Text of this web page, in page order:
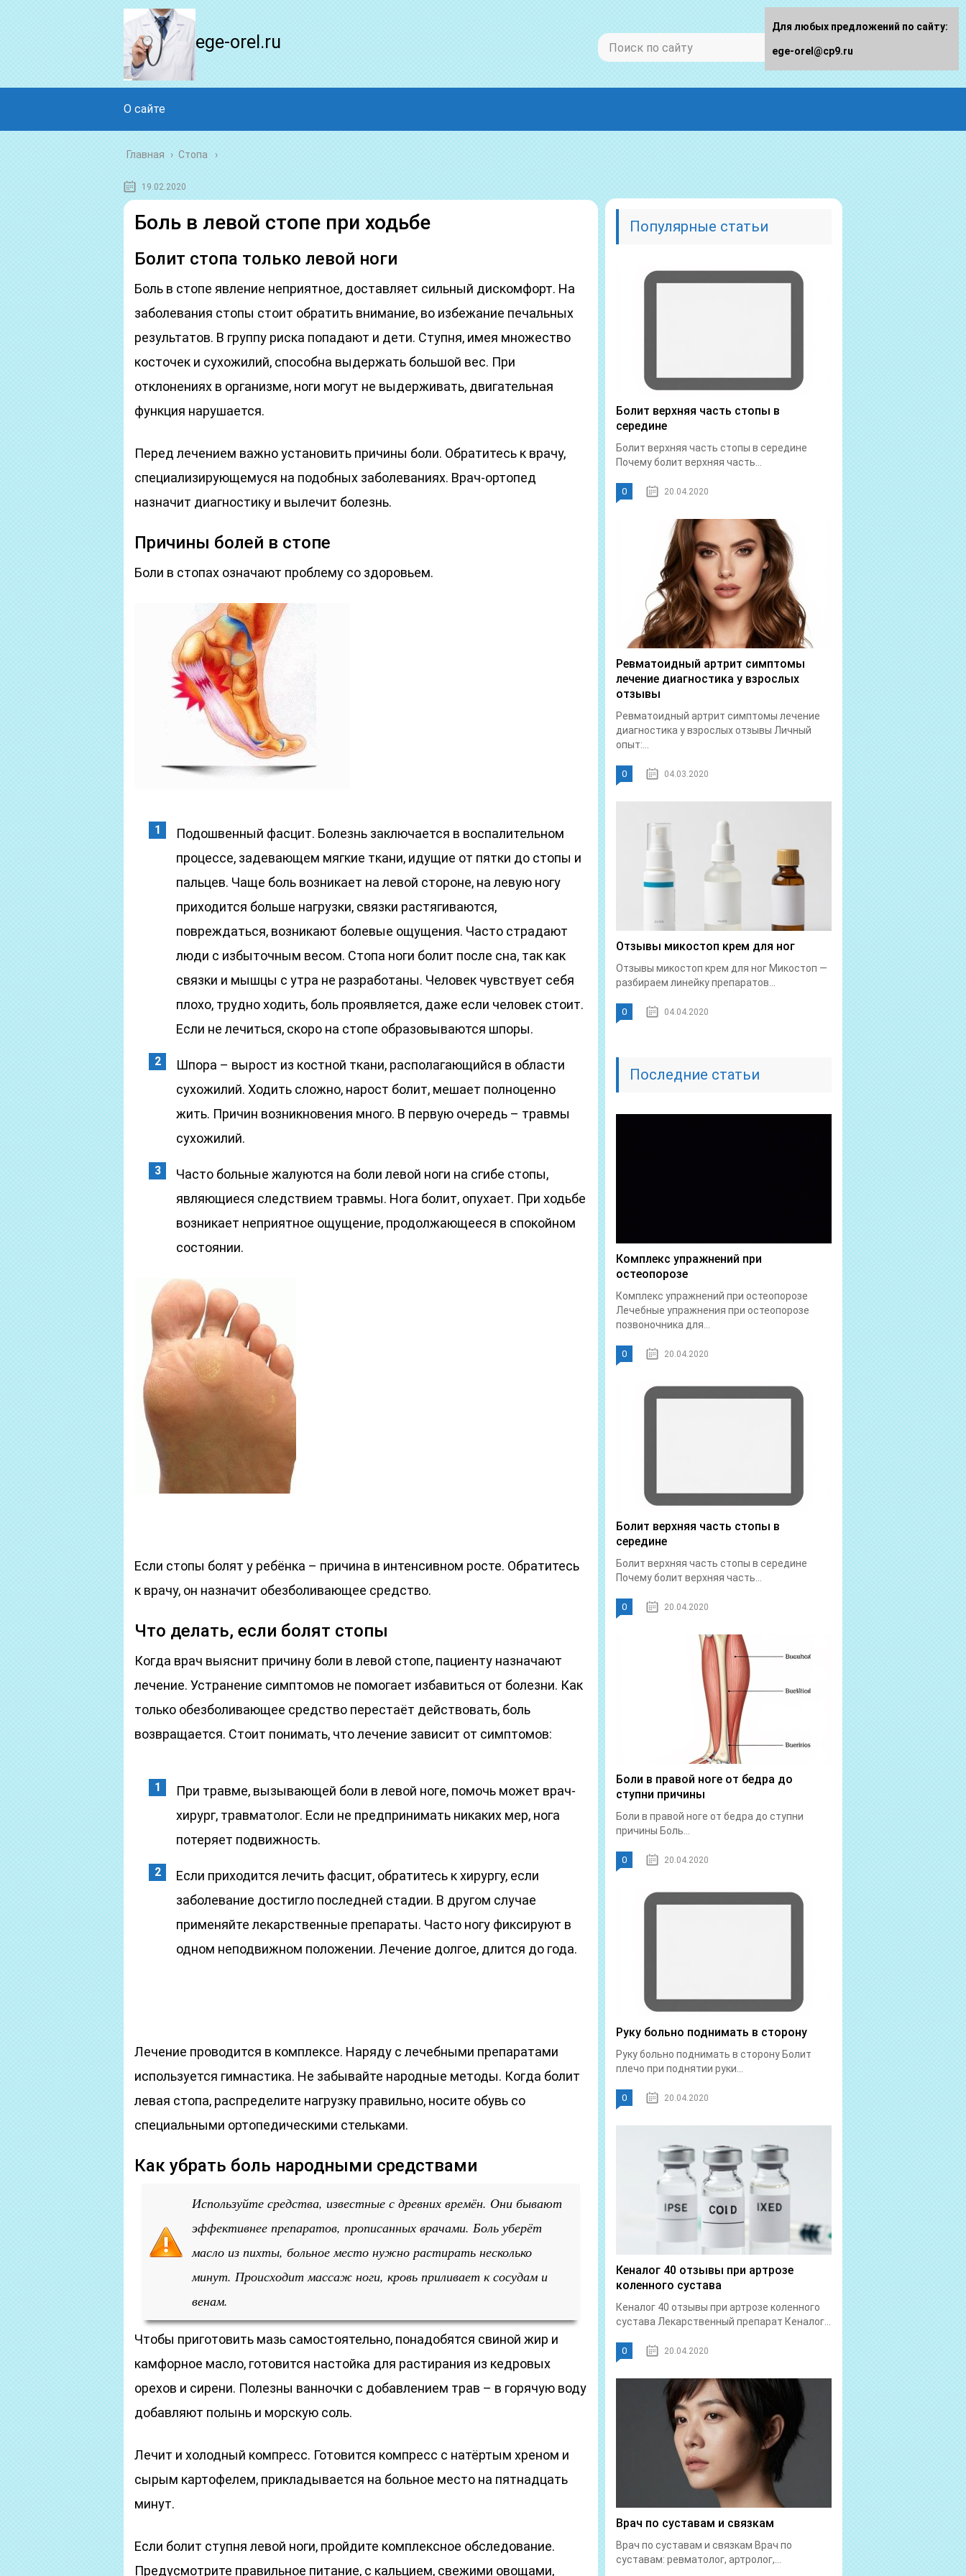
ege-orel.ru
О сайте
Главная › Стопа
19.02.2020
Боль в левой стопе при ходьбе
Болит стопа только левой ноги
Боль в стопе явление неприятное, доставляет сильный дискомфорт. На
заболевания стопы стоит обратить внимание, во избежание печальных
результатов. В группу риска попадают и дети. Ступня, имея множество
косточек и сухожилий, способна выдержать большой вес. При
отклонениях в организме, ноги могут не выдерживать, двигательная
функция нарушается.
Перед лечением важно установить причины боли. Обратитесь к врачу,
специализирующемуся на подобных заболеваниях. Врач-ортопед
назначит диагностику и вылечит болезнь.
Причины болей в стопе
Боли в стопах означают проблему со здоровьем.
Подошвенный фасцит. Болезнь заключается в воспалительном
процессе, задевающем мягкие ткани, идущие от пятки до стопы и
пальцев. Чаще боль возникает на левой стороне, на левую ногу
приходится больше нагрузки, связки растягиваются,
повреждаться, возникают болевые ощущения. Часто страдают
люди с избыточным весом. Стопа ноги болит после сна, так как
связки и мышцы с утра не разработаны. Человек чувствует себя
плохо, трудно ходить, боль проявляется, даже если человек стоит.
Если не лечиться, скоро на стопе образовываются шпоры.
Шпора – вырост из костной ткани, располагающийся в области
сухожилий. Ходить сложно, нарост болит, мешает полноценно
жить. Причин возникновения много. В первую очередь – травмы
сухожилий.
Часто больные жалуются на боли левой ноги на сгибе стопы,
являющиеся следствием травмы. Нога болит, опухает. При ходьбе
возникает неприятное ощущение, продолжающееся в спокойном
состоянии.
Если стопы болят у ребёнка – причина в интенсивном росте. Обратитесь
к врачу, он назначит обезболивающее средство.
Что делать, если болят стопы
Когда врач выяснит причину боли в левой стопе, пациенту назначают
лечение. Устранение симптомов не помогает избавиться от болезни. Как
только обезболивающее средство перестаёт действовать, боль
возвращается. Стоит понимать, что лечение зависит от симптомов:
При травме, вызывающей боли в левой ноге, помочь может врач-
хирург, травматолог. Если не предпринимать никаких мер, нога
потеряет подвижность.
Если приходится лечить фасцит, обратитесь к хирургу, если
заболевание достигло последней стадии. В другом случае
применяйте лекарственные препараты. Часто ногу фиксируют в
одном неподвижном положении. Лечение долгое, длится до года.
Лечение проводится в комплексе. Наряду с лечебными препаратами
используется гимнастика. Не забывайте народные методы. Когда болит
левая стопа, распределите нагрузку правильно, носите обувь со
специальными ортопедическими стельками.
Как убрать боль народными средствами
Используйте средства, известные с древних времён. Они бывают
эффективнее препаратов, прописанных врачами. Боль уберёт
масло из пихты, больное место нужно растирать несколько
минут. Происходит массаж ноги, кровь приливает к сосудам и
венам.
Чтобы приготовить мазь самостоятельно, понадобятся свиной жир и
камфорное масло, готовится настойка для растирания из кедровых
орехов и сирени. Полезны ванночки с добавлением трав – в горячую воду
добавляют полынь и морскую соль.
Лечит и холодный компресс. Готовится компресс с натёртым хреном и
сырым картофелем, прикладывается на больное место на пятнадцать
минут.
Если болит ступня левой ноги, пройдите комплексное обследование.
Предусмотрите правильное питание, с кальцием, свежими овощами,
Популярные статьи
Болит верхняя часть стопы в
середине
Болит верхняя часть стопы в середине
Почему болит верхняя часть...
0 20.04.2020
Ревматоидный артрит симптомы
лечение диагностика у взрослых
отзывы
Ревматоидный артрит симптомы лечение
диагностика у взрослых отзывы Личный
опыт:...
0 04.03.2020
Отзывы микостоп крем для ног
Отзывы микостоп крем для ног Микостоп —
разбираем линейку препаратов...
0 04.04.2020
Последние статьи
Комплекс упражнений при
остеопорозе
Комплекс упражнений при остеопорозе
Лечебные упражнения при остеопорозе
позвоночника для...
0 20.04.2020
Болит верхняя часть стопы в
середине
Болит верхняя часть стопы в середине
Почему болит верхняя часть...
0 20.04.2020
Боли в правой ноге от бедра до
ступни причины
Боли в правой ноге от бедра до ступни
причины Боль...
0 20.04.2020
Руку больно поднимать в сторону
Руку больно поднимать в сторону Болит
плечо при поднятии руки...
0 20.04.2020
Кеналог 40 отзывы при артрозе
коленного сустава
Кеналог 40 отзывы при артрозе коленного
сустава Лекарственный препарат Кеналог...
0 20.04.2020
Врач по суставам и связкам
Врач по суставам и связкам Врач по
суставам: ревматолог, артролог,...
Для любых предложений по сайту:
ege-orel@cp9.ru